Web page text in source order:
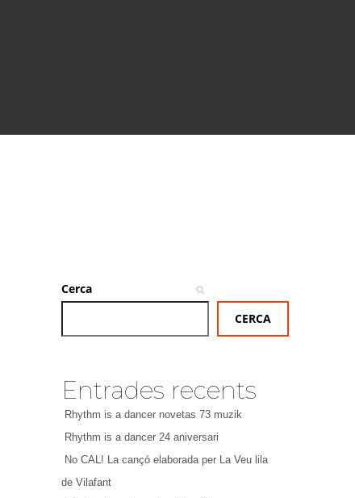
Cerca
CERCA
Entrades recents
Rhythm is a dancer novetas 73 muzik
Rhythm is a dancer 24 aniversari
No CAL! La cançó elaborada per La Veu lila
de Vilafant